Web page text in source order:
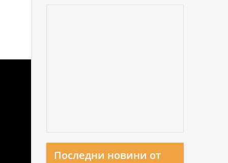
Последни новини от